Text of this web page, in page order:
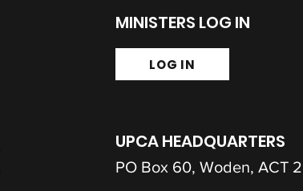
MINISTERS LOG IN
LOG IN
UPCA HEADQUARTERS
PO Box 60, Woden, ACT